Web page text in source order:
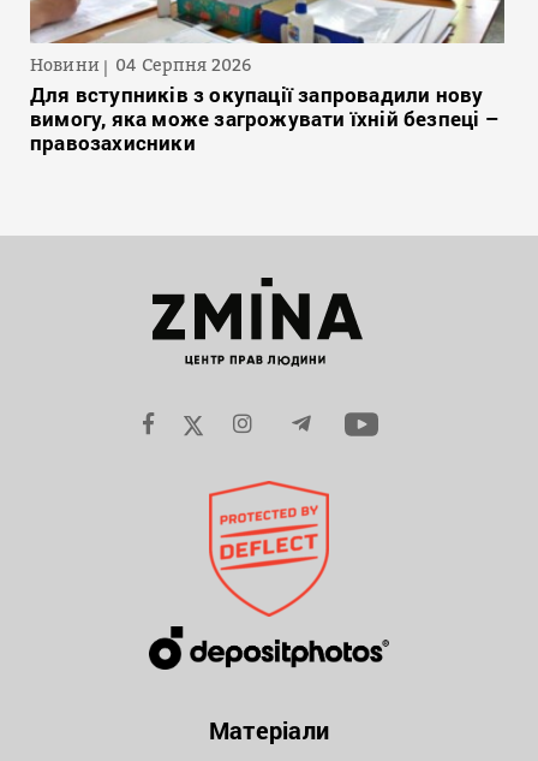
Новини 04 Серпня 2026
Для вступників з окупації запровадили нову
вимогу, яка може загрожувати їхній безпеці –
правозахисники
Матеріали